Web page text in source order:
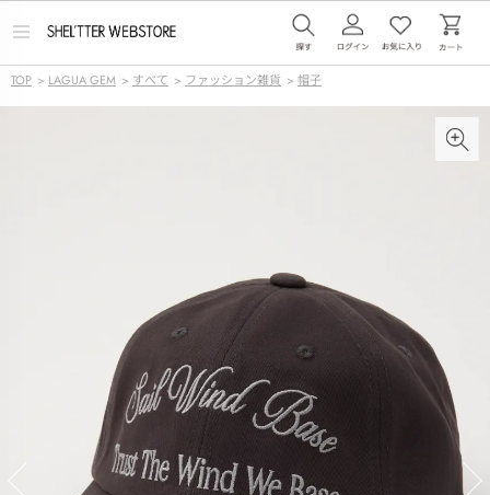
メ
ー
を
TOP > LAGUA GEM > すべて > ファッション雑貨 > 帽子